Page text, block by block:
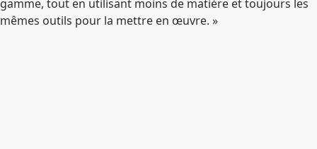
gamme, tout en utilisant moins de matière et toujours les
mêmes outils pour la mettre en œuvre. »